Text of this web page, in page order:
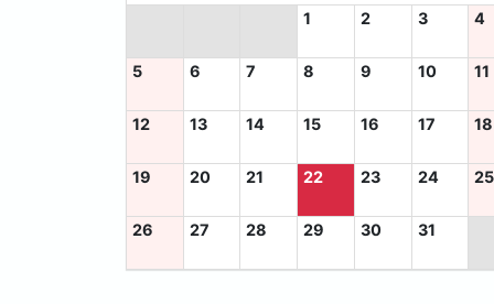
1
2 3 4
5 6 7 8 9 10 11
12 13 14 15 16 17 18
19 20 21 22 23 24 25
26 27 28 29 30 31